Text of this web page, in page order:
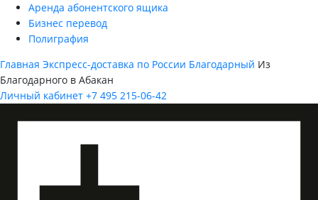
Аренда абонентского ящика
Бизнес перевод
Полиграфия
Главная Экспресс-доставка по России Благодарный Из
Благодарного в Абакан
Личный кабинет +7 495 215-06-42